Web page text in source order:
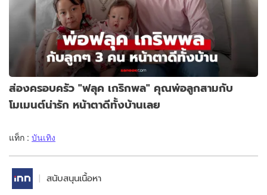
ส่องครอบครัว "ฟลุค เกริกพล" คุณพ่อลูกสามกับ
โมเมนต์น่ารัก หน้าตาดีทั้งบ้านเลย
แท็ก : บันเทิง
สนับสนุนเนื้อหา